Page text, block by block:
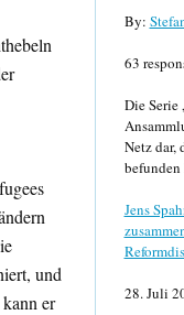
und
er
By:
63
Die Serie
Netz dar,
befunden
Jens
28. Juli